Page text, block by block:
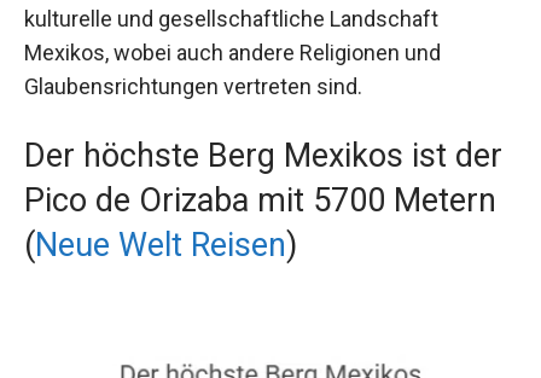
kulturelle und gesellschaftliche Landschaft
Mexikos, wobei auch andere Religionen und
Glaubensrichtungen vertreten sind.
Der höchste Berg Mexikos ist der
Pico de Orizaba mit 5700 Metern
(Neue Welt Reisen)